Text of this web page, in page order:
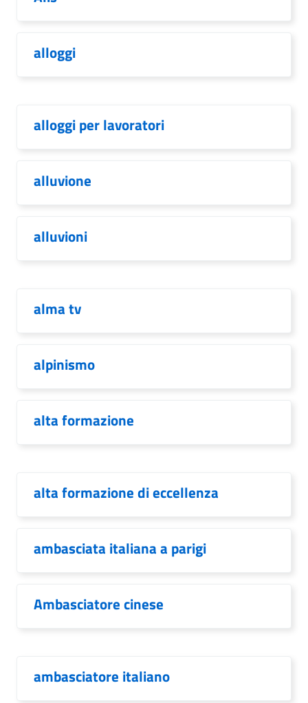
alloggi
alloggi per lavoratori
alluvione
alluvioni
alma tv
alpinismo
alta formazione
alta formazione di eccellenza
ambasciata italiana a parigi
Ambasciatore cinese
ambasciatore italiano